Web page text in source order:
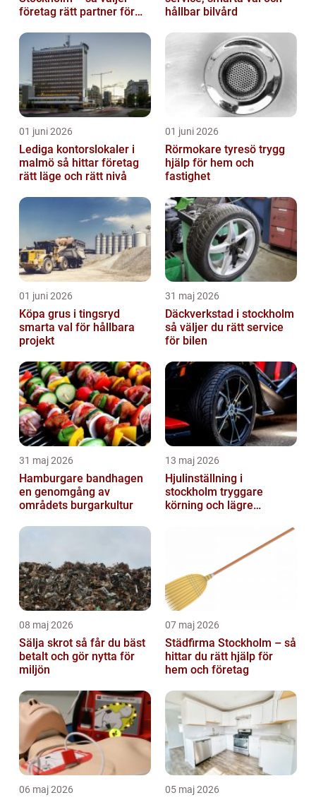
företag rätt partner för
hållbar bilvård
01 juni 2026
Lediga kontorslokaler i
malmö så hittar företag
rätt läge och rätt nivå
01 juni 2026
Rörmokare tyresö trygg
hjälp för hem och
fastighet
01 juni 2026
Köpa grus i tingsryd
smarta val för hållbara
projekt
31 maj 2026
Däckverkstad i stockholm
så väljer du rätt service
för bilen
31 maj 2026
Hamburgare bandhagen
en genomgång av
områdets burgarkultur
13 maj 2026
Hjulinställning i
stockholm tryggare
körning och lägre
08 maj 2026
Sälja skrot så får du bäst
betalt och gör nytta för
miljön
07 maj 2026
Städfirma Stockholm – så
hittar du rätt hjälp för
hem och företag
06 maj 2026 05 maj 2026